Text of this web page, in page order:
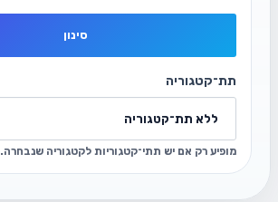
סינון
תת־קטגוריה
מופיע רק אם יש תתי־קטגוריות לקטגוריה שנבחרה.